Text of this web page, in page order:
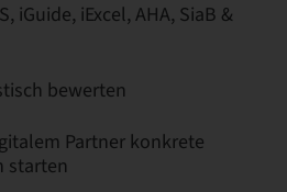
iGuide, iExcel, AHA, SiaB &
bewerten
Partner konkrete
starten